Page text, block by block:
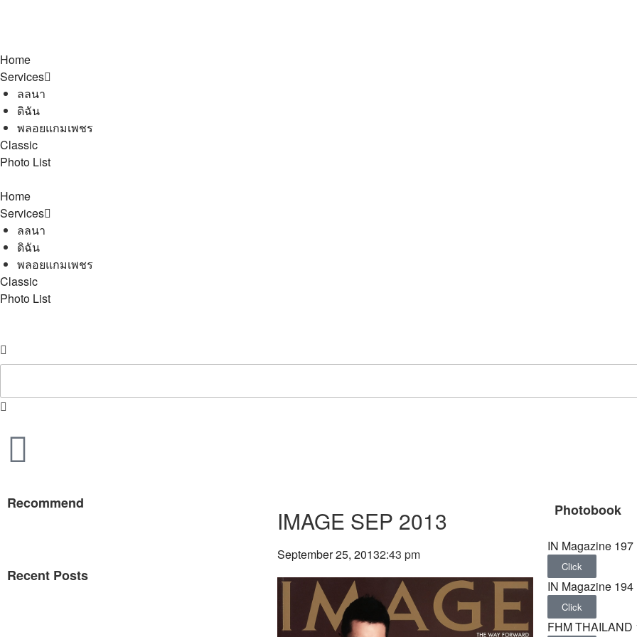
Home
Services
ลลนา
ดิฉัน
พลอยแกมเพชร
Classic
Photo List
Home
Services
ลลนา
ดิฉัน
พลอยแกมเพชร
Classic
Photo List
Recommend
Recent Posts
IMAGE SEP 2013
September 25, 20132:43 pm
Photobook
IN Magazine 197
Click
IN Magazine 194
Click
FHM THAILAND